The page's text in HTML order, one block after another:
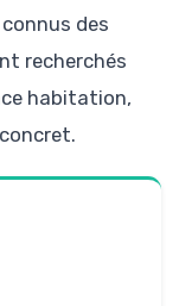
des
recherchés
habitation,